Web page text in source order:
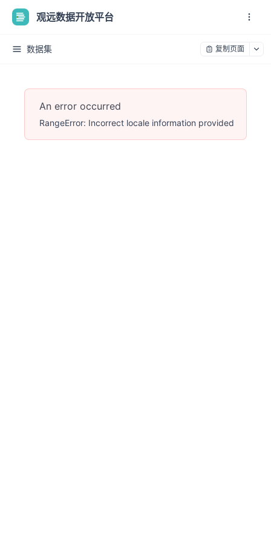
观远数据开放平台
数据集 复制页面
An error occurred
RangeError: Incorrect locale information provided